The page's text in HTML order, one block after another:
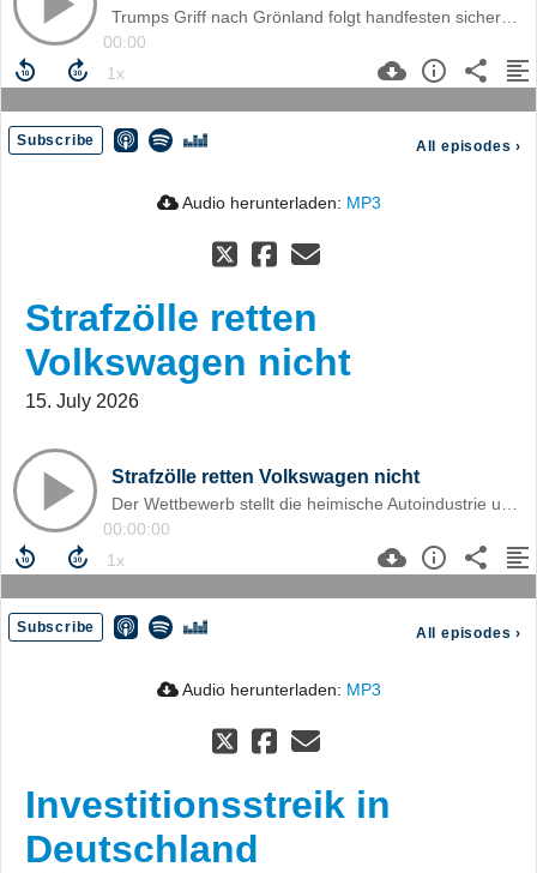
00:00
Subscribe All episodes ›
Audio herunterladen: MP3
Strafzölle retten
Volkswagen nicht
15. July 2026
Strafzölle retten Volkswagen nicht
00:00:00
Subscribe All episodes ›
Audio herunterladen: MP3
Investitionsstreik in
Deutschland